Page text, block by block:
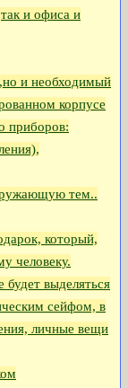
и офиса и
и необходимый
корпусе
приборов:
тем..
который,
человеку.
будет выделяться
сейфом, в
личные вещи